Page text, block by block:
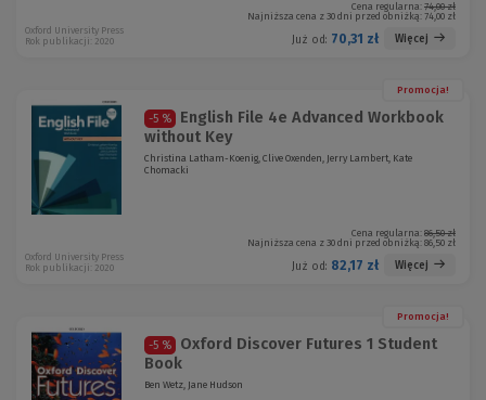
Cena regularna: 74,00 zł
Najniższa cena z 30 dni przed obniżką: 74,00 zł
Już od: 70,31 zł Więcej
Oxford University Press
Rok publikacji: 2020
Promocja!
-5 %
English File 4e Advanced Workbook
without Key
Christina Latham-Koenig, Clive Oxenden, Jerry Lambert, Kate
Chomacki
Cena regularna: 86,50 zł
Najniższa cena z 30 dni przed obniżką: 86,50 zł
Już od: 82,17 zł Więcej
Oxford University Press
Rok publikacji: 2020
Promocja!
-5 %
Oxford Discover Futures 1 Student
Book
Ben Wetz, Jane Hudson